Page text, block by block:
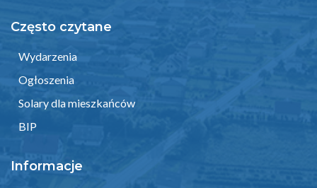
Często czytane
Wydarzenia
Ogłoszenia
Solary dla mieszkańców
BIP
Informacje